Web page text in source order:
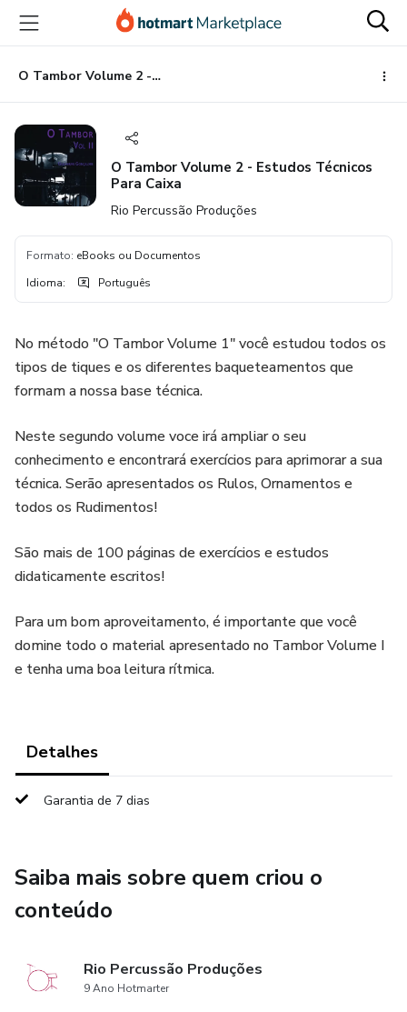
para
conteúdo
principal
para
pagamento
para
rodapé
O Tambor Volume 2 - Estudos Técnicos Para Caixa
O Tambor Volume 2 - Estudos Técnicos
Para Caixa
Rio Percussão Produções
Formato: eBooks ou Documentos
Idioma: Português
No método "O Tambor Volume 1" você estudou todos os
tipos de tiques e os diferentes baqueteamentos que
formam a nossa base técnica.
Neste segundo volume voce irá ampliar o seu
conhecimento e encontrará exercícios para aprimorar a sua
técnica. Serão apresentados os Rulos, Ornamentos e
todos os Rudimentos!
São mais de 100 páginas de exercícios e estudos
didaticamente escritos!
Para um bom aproveitamento, é importante que você
domine todo o material apresentado no Tambor Volume I
e tenha uma boa leitura rítmica.
Detalhes
Garantia de 7 dias
Saiba mais sobre quem criou o
conteúdo
Rio Percussão Produções
9 Ano Hotmarter